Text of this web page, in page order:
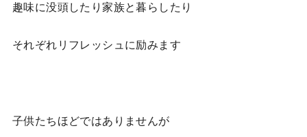
趣味に没頭したり家族と暮らしたり
それぞれリフレッシュに励みます
子供たちほどではありませんが